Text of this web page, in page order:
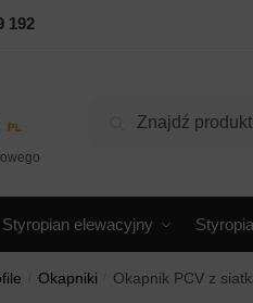
192
Szukaj
Styropian elewacyjny
Okapniki Okapnik PCV z